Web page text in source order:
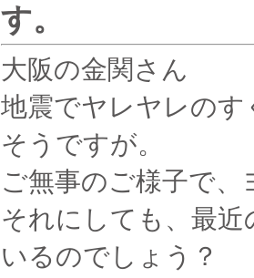
す。
大阪の金関さん
地震でヤレヤレの
そうですが。
ご無事のご様子で
それにしても、最
いるのでしょう？